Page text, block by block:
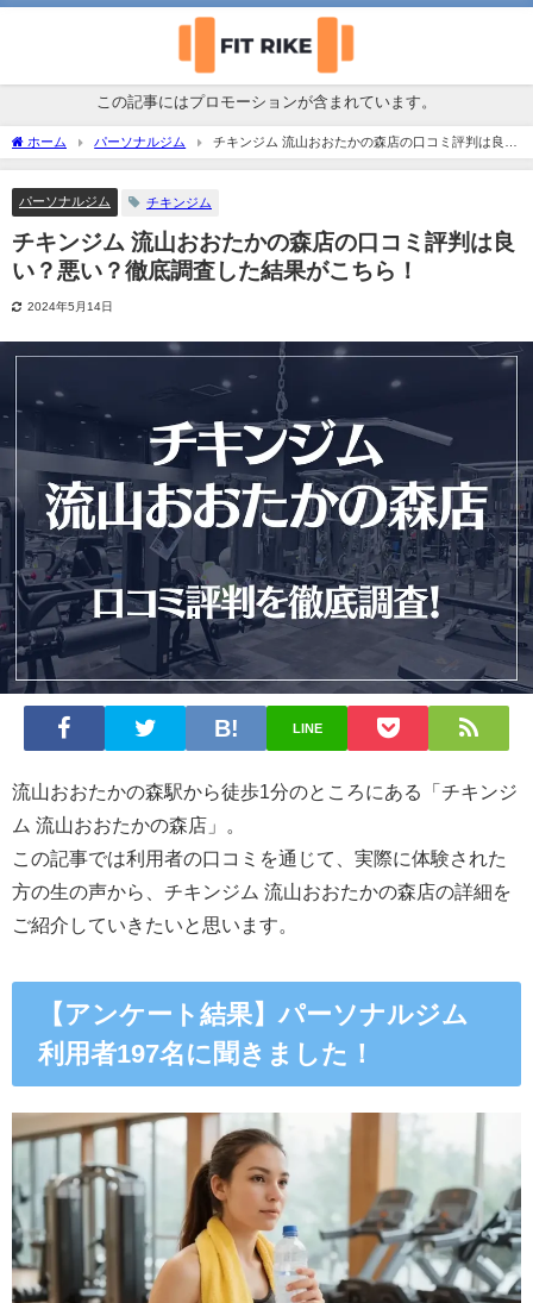
この記事にはプロモーションが含まれています。
ホーム パーソナルジム
チキンジム 流山おおたかの森店の口コミ評判は良
い？悪い？徹底調査した結果がこちら！
パーソナルジム チキンジム
チキンジム 流山おおたかの森店の口コミ評判は良
い？悪い？徹底調査した結果がこちら！
2024年5月14日
LINE
流山おおたかの森駅から徒歩1分のところにある
「チキンジ
ム 流山おおたかの森店」。
この記事では利用者の口コミを通じて、実際に体験された
方の生の声から、チキンジム 流山おおたかの森店の詳細を
ご紹介していきたいと思います。
【アンケート結果】パーソナルジム
利用者197名に聞きました！